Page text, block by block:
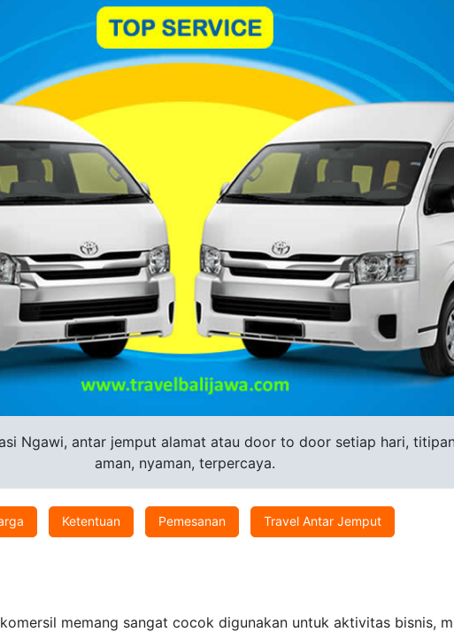
Ngawi, antar jemput alamat atau door to door setiap hari,
aman, nyaman, terpercaya.
Ketentuan Pemesanan Travel Antar Jemput
memang sangat cocok digunakan untuk aktivitas bisnis,